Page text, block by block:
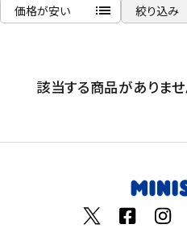
カテゴリから探す
スイーツ
お菓子
価格が安い list
発売日順
絞り込み
該当する商品がありませ